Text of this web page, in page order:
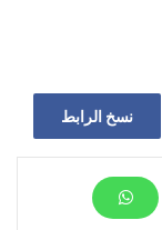
نسخ الرابط